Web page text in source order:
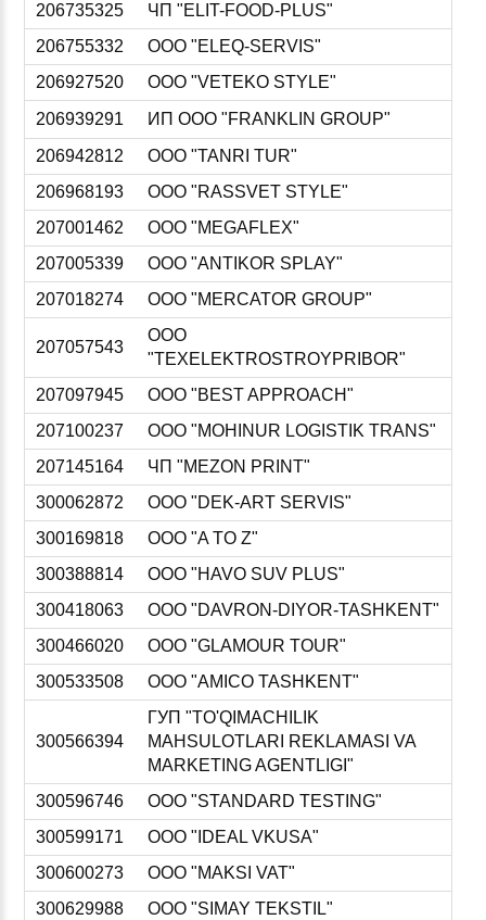
206735325
ЧП "ELIT-FOOD-PLUS"
206755332
ООО "ELEQ-SERVIS"
206927520
ООО "VETEKO STYLE"
206939291
ИП ООО "FRANKLIN GROUP"
206942812
ООО "TANRI TUR"
206968193
ООО "RASSVET STYLE"
207001462
ООО "MEGAFLEX"
207005339
ООО "ANTIKOR SPLAY"
207018274
ООО "MERCATOR GROUP"
207057543
ООО
"TEXELEKTROSTROYPRIBOR"
207097945
ООО "BEST APPROACH"
207100237
ООО "MOHINUR LOGISTIK TRANS"
207145164
ЧП "MEZON PRINT"
300062872
ООО "DEK-ART SERVIS"
300169818
ООО "A TO Z"
300388814
ООО "HAVO SUV PLUS"
300418063
ООО "DAVRON-DIYOR-TASHKENT"
300466020
ООО "GLAMOUR TOUR"
300533508
ООО "AMICO TASHKENT"
300566394
ГУП "TO'QIMACHILIK
MAHSULOTLARI REKLAMASI VA
MARKETING AGENTLIGI"
300596746
ООО "STANDARD TESTING"
300599171
ООО "IDEAL VKUSA"
300600273
ООО "MAKSI VAT"
300629988
ООО "SIMAY TEKSTIL"